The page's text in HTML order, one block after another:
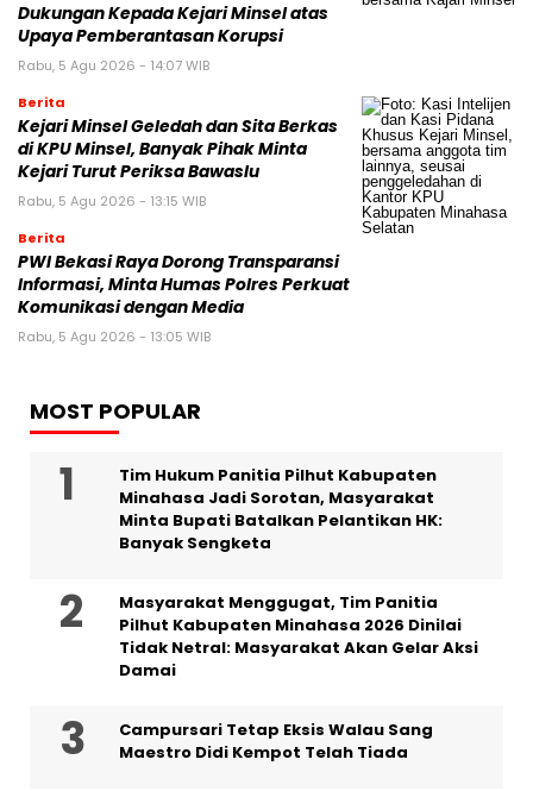
Dukungan Kepada Kejari Minsel atas
Upaya Pemberantasan Korupsi
Rabu, 5 Agu 2026 - 14:07 WIB
Berita
Kejari Minsel Geledah dan Sita Berkas
di KPU Minsel, Banyak Pihak Minta
Kejari Turut Periksa Bawaslu
Rabu, 5 Agu 2026 - 13:15 WIB
Berita
PWI Bekasi Raya Dorong Transparansi
Informasi, Minta Humas Polres Perkuat
Komunikasi dengan Media
Rabu, 5 Agu 2026 - 13:05 WIB
MOST POPULAR
Tim Hukum Panitia Pilhut Kabupaten
Minahasa Jadi Sorotan, Masyarakat
Minta Bupati Batalkan Pelantikan HK:
Banyak Sengketa
Masyarakat Menggugat, Tim Panitia
Pilhut Kabupaten Minahasa 2026 Dinilai
Tidak Netral: Masyarakat Akan Gelar Aksi
Damai
Campursari Tetap Eksis Walau Sang
Maestro Didi Kempot Telah Tiada